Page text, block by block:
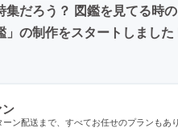
だろう？ 図鑑を見てる時
の制作をスタートしました
ン配送まで、すべてお任せのプランもあ